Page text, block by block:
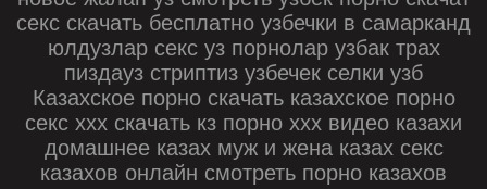
секс скачать бесплатно узбечки в самарканд
юлдузлар секс уз порнолар узбак трах
пиздауз стриптиз узбечек селки узб
Казахское порно скачать казахское порно
секс ххх скачать кз порно ххх видео казахи
домашнее казах муж и жена казах секс
казахов онлайн смотреть порно казахов